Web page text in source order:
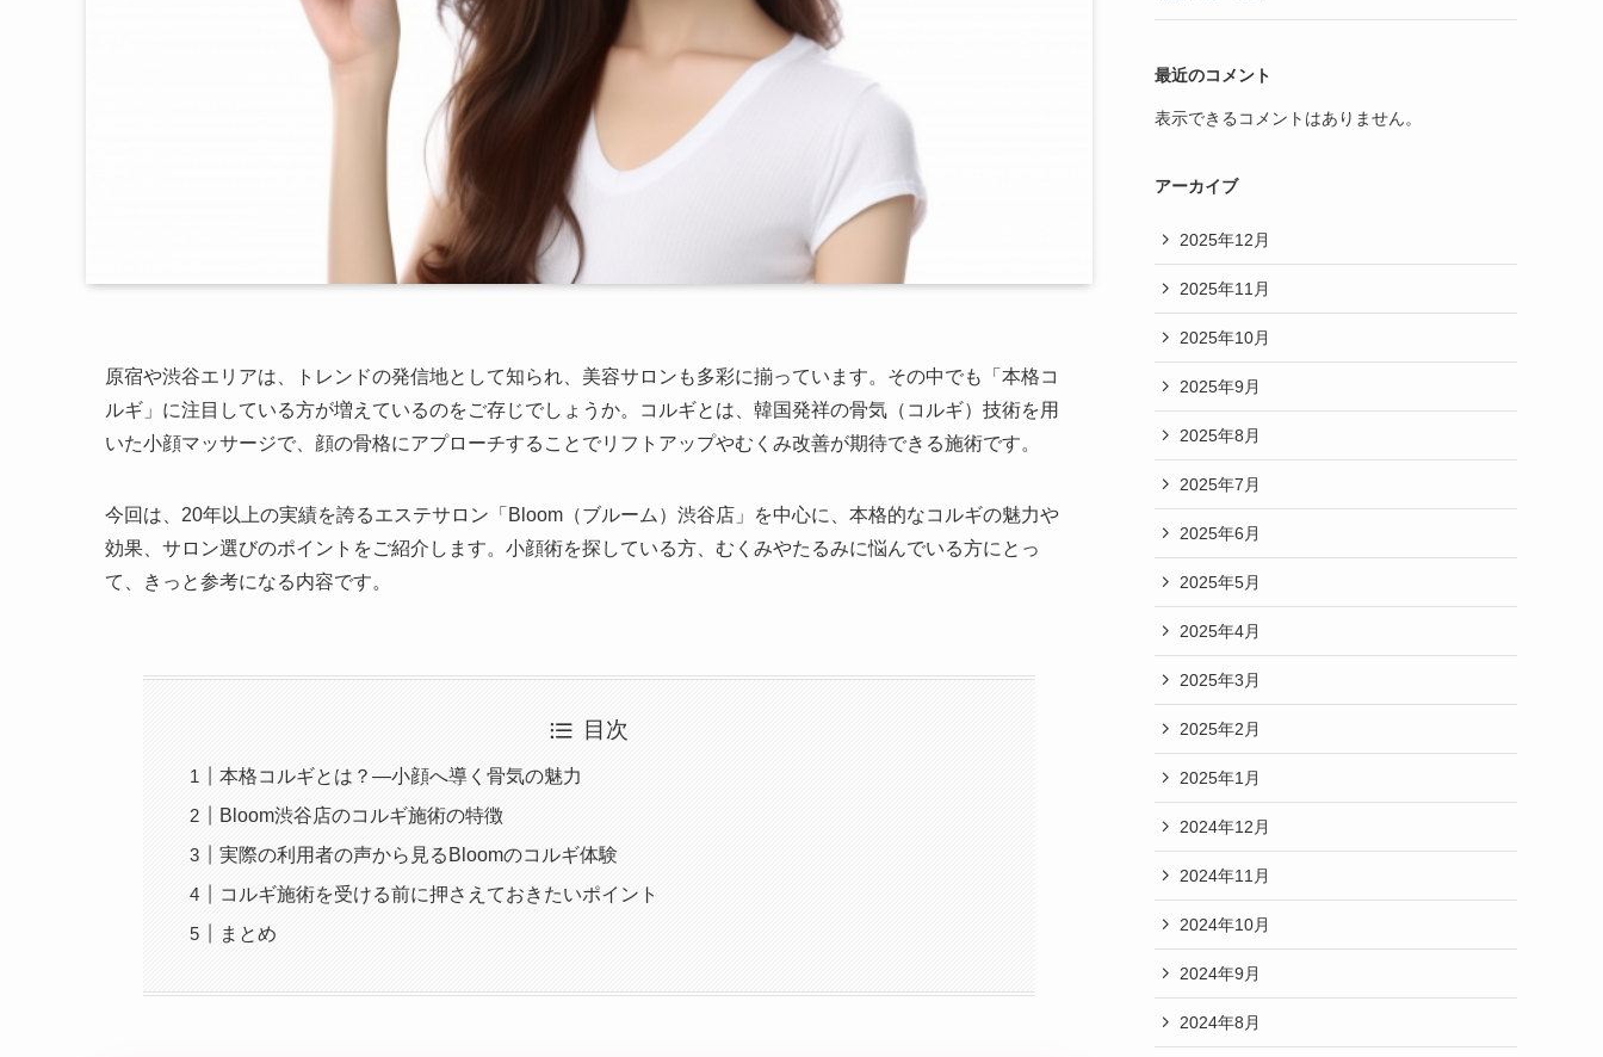
原宿や渋谷エリアは、トレンドの発信地として知られ、美容サロンも多彩に揃っています。その中でも「本格コ
ルギ」に注目している方が増えているのをご存じでしょうか。コルギとは、韓国発祥の骨気（コルギ）技術を用
いた小顔マッサージで、顔の骨格にアプローチすることでリフトアップやむくみ改善が期待できる施術です。
今回は、20年以上の実績を誇るエステサロン「Bloom（ブルーム）渋谷店」を中心に、本格的なコルギの魅力や
効果、サロン選びのポイントをご紹介します。小顔術を探している方、むくみやたるみに悩んでいる方にとっ
て、きっと参考になる内容です。
目次
本格コルギとは？―小顔へ導く骨気の魅力
Bloom渋谷店のコルギ施術の特徴
実際の利用者の声から見るBloomのコルギ体験
コルギ施術を受ける前に押さえておきたいポイント
まとめ
最近のコメント
表示できるコメントはありません。
アーカイブ
2025年12月
2025年11月
2025年10月
2025年9月
2025年8月
2025年7月
2025年6月
2025年5月
2025年4月
2025年3月
2025年2月
2025年1月
2024年12月
2024年11月
2024年10月
2024年9月
2024年8月